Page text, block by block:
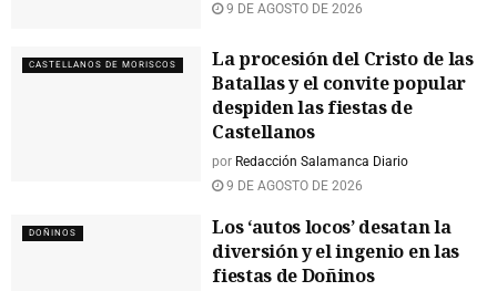
9 DE AGOSTO DE 2026
CASTELLANOS DE MORISCOS
La procesión del Cristo de las
Batallas y el convite popular
despiden las fiestas de
Castellanos
por Redacción Salamanca Diario
9 DE AGOSTO DE 2026
DOÑINOS
Los ‘autos locos’ desatan la
diversión y el ingenio en las
fiestas de Doñinos